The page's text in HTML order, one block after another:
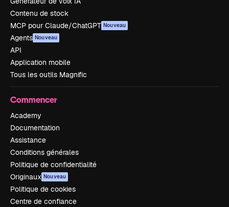
Contenu de stock
MCP pour Claude/ChatGPT Nouveau
Agents Nouveau
API
Application mobile
Tous les outils Magnific
Commencer
Academy
Documentation
Assistance
Conditions générales
Politique de confidentialité
Originaux Nouveau
Politique de cookies
Centre de confiance